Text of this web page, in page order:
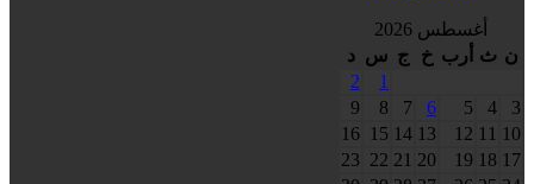
أغسطس 2026
ن ث أرب خ ج س د
1
2
3
4
5
6
7
8
9
10
11
12
13
14
15
16
17
18
19
20
21
22
23